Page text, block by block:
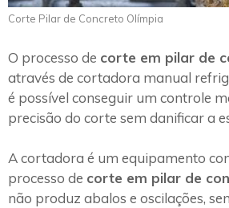
Corte Pilar de Concreto Olímpia
O processo de corte em pilar de
através de cortadora manual
é possível conseguir um controle
precisão do corte sem danificar a
A cortadora é um equipamento
processo de corte em pilar de
não produz abalos e oscilações,